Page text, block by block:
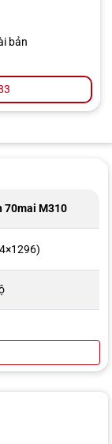
bản
70mai M310
cổng nguồn Type-